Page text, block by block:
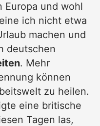
Europa und wohl
ich nicht etwa
machen und
deutschen
. Mehr
können
zu heilen.
eine britische
Tagen las,